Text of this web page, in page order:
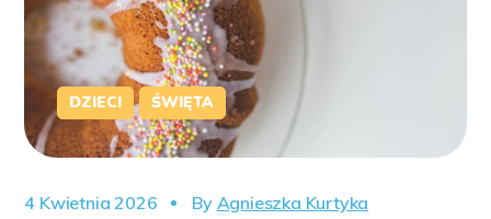
DZIECI ŚWIĘTA
4 Kwietnia 2026 By Agnieszka Kurtyka